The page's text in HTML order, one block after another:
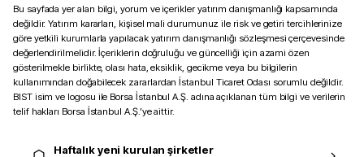
Bu sayfada yer alan bilgi, yorum ve içerikler yatırım danışmanlığı kapsamında
değildir. Yatırım kararları, kişisel mali durumunuz ile risk ve getiri tercihlerinize
göre yetkili kurumlarla yapılacak yatırım danışmanlığı sözleşmesi çerçevesinde
değerlendirilmelidir. İçeriklerin doğruluğu ve güncelliği için azami özen
gösterilmekle birlikte, olası hata, eksiklik, gecikme veya bu bilgilerin
kullanımından doğabilecek zararlardan İstanbul Ticaret Odası sorumlu değildir.
BIST isim ve logosu ile Borsa İstanbul A.Ş. adına açıklanan tüm bilgi ve verilerin
telif hakları Borsa İstanbul A.Ş.’ye aittir.
Haftalık yeni kurulan şirketler